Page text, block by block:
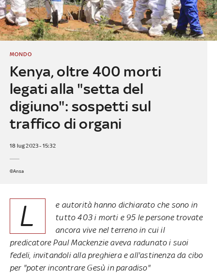
Kenya, oltre 400 morti
legati alla "setta del
digiuno": sospetti sul
traffico di organi
MONDO
18 lug 2023 - 15:32
©Ansa
L
e autorità hanno dichiarato che sono in
tutto 403 i morti e 95 le persone trovate
ancora vive nel terreno in cui il
predicatore Paul Mackenzie aveva radunato i suoi
fedeli, invitandoli alla preghiera e all'astinenza da cibo
per "poter incontrare Gesù in paradiso"